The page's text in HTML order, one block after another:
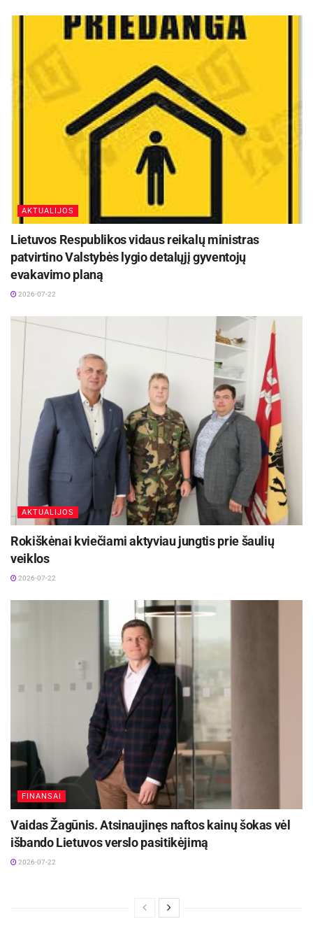
AKTUALIJOS
Lietuvos Respublikos vidaus reikalų ministras
patvirtino Valstybės lygio detalųjį gyventojų
evakavimo planą
2026-07-22
AKTUALIJOS
Rokiškėnai kviečiami aktyviau jungtis prie šaulių
veiklos
2026-07-22
FINANSAI
Vaidas Žagūnis. Atsinaujinęs naftos kainų šokas vėl
išbando Lietuvos verslo pasitikėjimą
2026-07-22